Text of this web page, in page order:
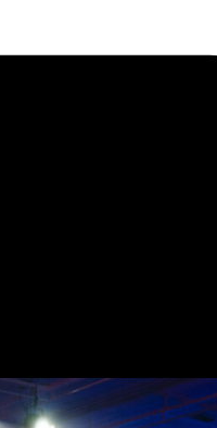
de iniciativas que a SIEG
no nosso
ao subir no palco para